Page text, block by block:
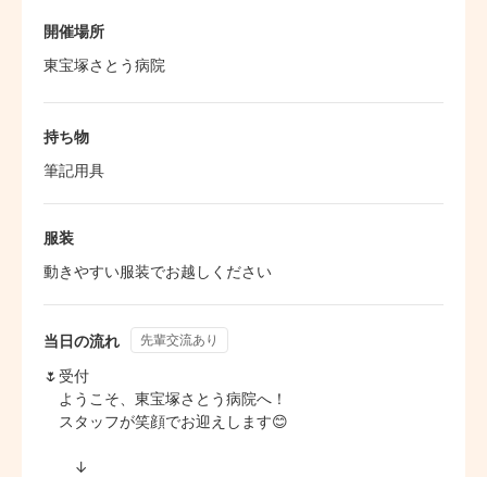
開催場所
持ち物
筆記用具
服装
動きやすい服装でお越しください
当日の流れ 先輩交流あり
🌷受付
ようこそ、東宝塚さとう病院へ！
スタッフが笑顔でお迎えします😊
↓